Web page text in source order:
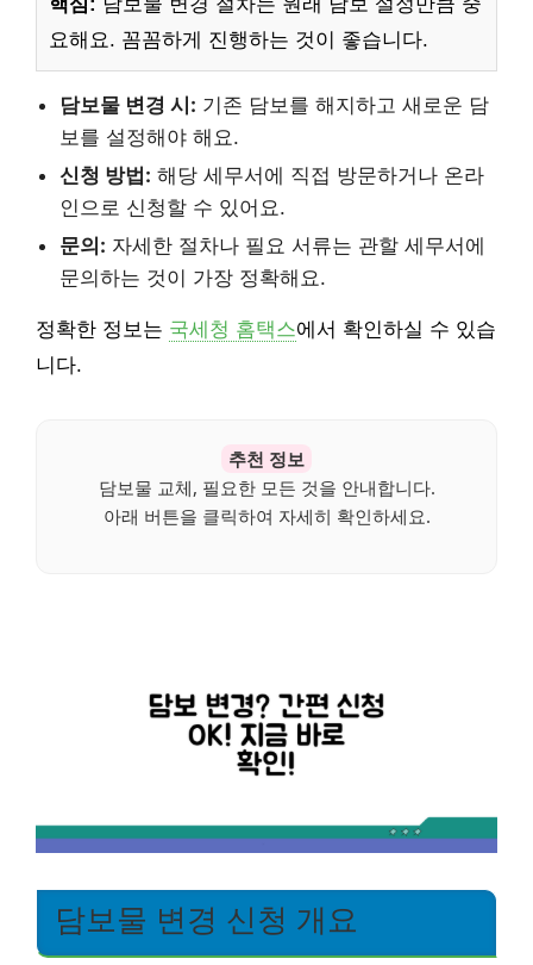
핵심: 담보물 변경 절차는 원래 담보 설정만큼 중
요해요. 꼼꼼하게 진행하는 것이 좋습니다.
담보물 변경 시: 기존 담보를 해지하고 새로운 담
보를 설정해야 해요.
신청 방법: 해당 세무서에 직접 방문하거나 온라
인으로 신청할 수 있어요.
문의: 자세한 절차나 필요 서류는 관할 세무서에
문의하는 것이 가장 정확해요.
정확한 정보는 국세청 홈택스에서 확인하실 수 있습
니다.
추천 정보
담보물 교체, 필요한 모든 것을 안내합니다.
아래 버튼을 클릭하여 자세히 확인하세요.
담보물 변경 신청 개요